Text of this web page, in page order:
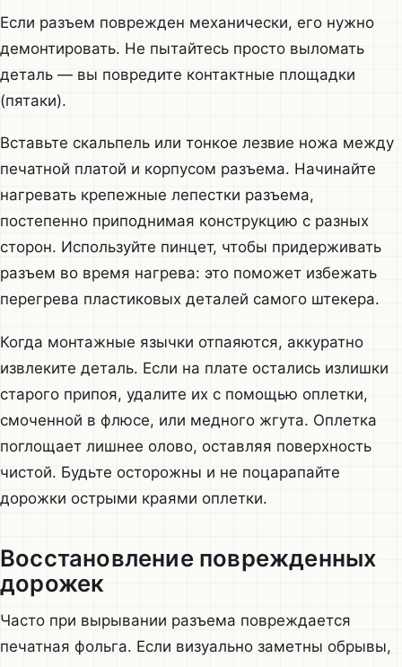
Если разъем поврежден механически, его нужно
демонтировать. Не пытайтесь просто выломать
деталь — вы повредите контактные площадки
(пятаки).
Вставьте скальпель или тонкое лезвие ножа между
печатной платой и корпусом разъема. Начинайте
нагревать крепежные лепестки разъема,
постепенно приподнимая конструкцию с разных
сторон. Используйте пинцет, чтобы придерживать
разъем во время нагрева: это поможет избежать
перегрева пластиковых деталей самого штекера.
Когда монтажные язычки отпаяются, аккуратно
извлеките деталь. Если на плате остались излишки
старого припоя, удалите их с помощью оплетки,
смоченной в флюсе, или медного жгута. Оплетка
поглощает лишнее олово, оставляя поверхность
чистой. Будьте осторожны и не поцарапайте
дорожки острыми краями оплетки.
Восстановление поврежденных
дорожек
Часто при вырывании разъема повреждается
печатная фольга. Если визуально заметны обрывы,